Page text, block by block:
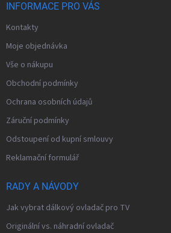
INFORMACE PRO VÁS
Kontakty
Moje objednávka
Vše o nákupu
Obchodní podmínky
Ochrana osobních údajů
Záruční podmínky
Odstoupení od kupní smlouvy
Reklamační formulář
RADY A NÁVODY
Jak vybrat dálkový ovladač pro TV
Originální vs. náhradní ovladač